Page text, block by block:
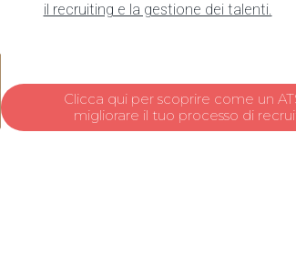
il recruiting e la gestione dei talenti.
Clicca qui per scoprire come un
migliorare il tuo processo di